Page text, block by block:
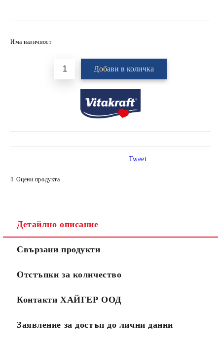
Има наличност
Оцени продукта
Tweet
Детайлно описание
Свързани продукти
Отстъпки за количество
Контакти ХАЙГЕР ООД
Заявление за достъп до лични данни